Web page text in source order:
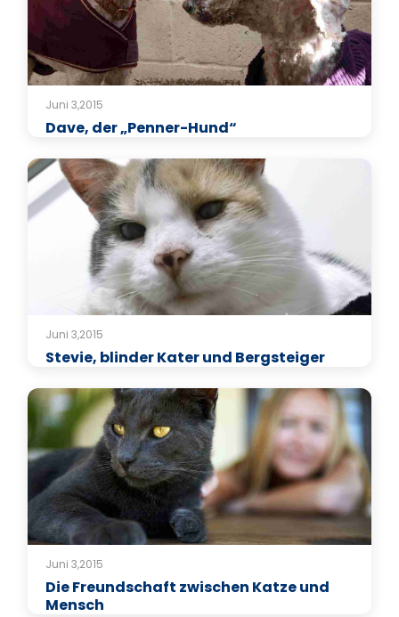
Juni 3,2015
Dave, der „Penner-Hund“
Juni 3,2015
Stevie, blinder Kater und Bergsteiger
Juni 3,2015
Die Freundschaft zwischen Katze und
Mensch